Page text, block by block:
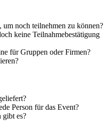
noch teilnehmen zu können?
keine Teilnahmebestätigung
für Gruppen oder Firmen?
Person für das Event?
gibt es?